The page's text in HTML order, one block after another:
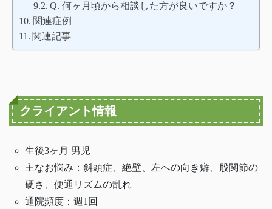
Q. 何ヶ月頃から相談した方が良いですか？
関連症例
関連記事
クライアント情報
生後3ヶ月 男児
主なお悩み：斜頭症、絶壁、左への向き癖、股関節の
硬さ、便通リズムの乱れ
通院頻度：週1回